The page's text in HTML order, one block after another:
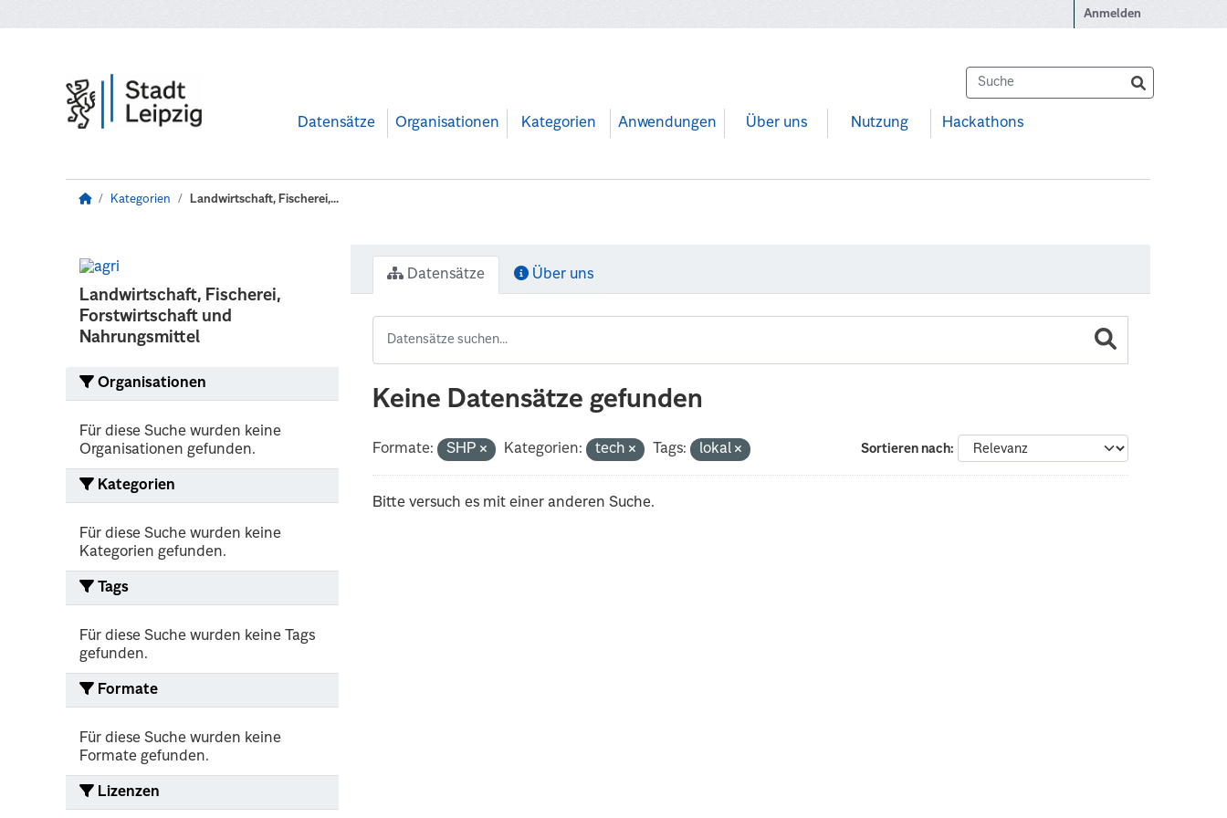
Anmelden
Datensätze Organisationen Kategorien Anwendungen Über uns Nutzung Hackathons
Kategorien Landwirtschaft, Fischerei,...
Landwirtschaft, Fischerei,
Forstwirtschaft und
Nahrungsmittel
Organisationen
Für diese Suche wurden keine
Organisationen gefunden.
Kategorien
Für diese Suche wurden keine
Kategorien gefunden.
Tags
Für diese Suche wurden keine Tags
gefunden.
Formate
Für diese Suche wurden keine
Formate gefunden.
Lizenzen
Datensätze Über uns
Keine Datensätze gefunden
Sortieren nach
Formate: SHP Kategorien: tech Tags: lokal
Bitte versuch es mit einer anderen Suche.